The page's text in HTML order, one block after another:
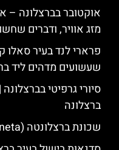
אוקטובר בברצלונה –
מזג אוויר, ודברים
פרארי לנד בעיר
שעשועים מדהים ליד
סיורי גרפיטי
ברצלונה
שכונת ברצלונטה (La Barceloneta) | בברצלונה